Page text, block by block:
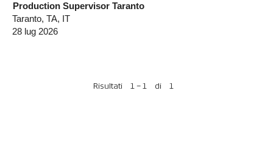
Production Supervisor Taranto
Taranto, TA, IT
28 lug 2026
Risultati 1 – 1 di 1